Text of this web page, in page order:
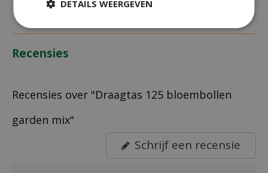
Recensies
Recensies over "Draagtas 125 bloembollen
garden mix"
Schrijf een recensie
DETAILS WEERGEVEN